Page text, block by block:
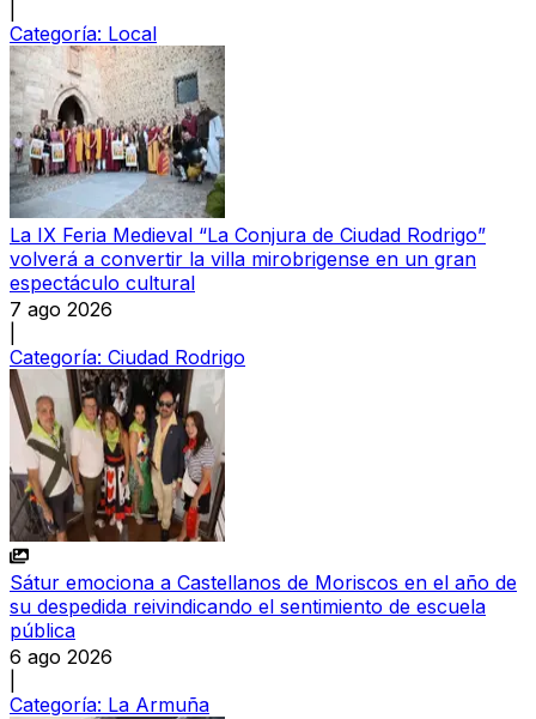
Categoría: Local
La IX Feria Medieval “La Conjura de Ciudad Rodrigo”
volverá a convertir la villa mirobrigense en un gran
espectáculo cultural
7 ago 2026
Categoría: Ciudad Rodrigo
Sátur emociona a Castellanos de Moriscos en el año de
su despedida reivindicando el sentimiento de escuela
pública
6 ago 2026
Categoría: La Armuña